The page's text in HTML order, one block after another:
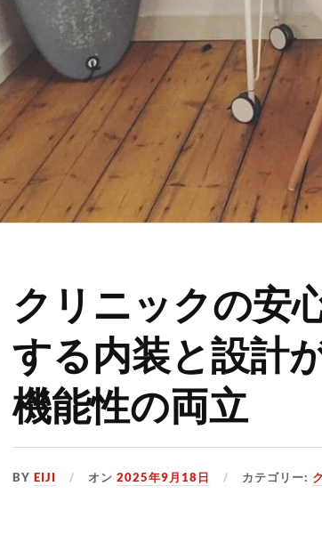
クリニックの安
する内装と設計
機能性の両立
BYEIJI オン2025年9月18日 カテゴリー: